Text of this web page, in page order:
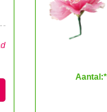
Aantal:*